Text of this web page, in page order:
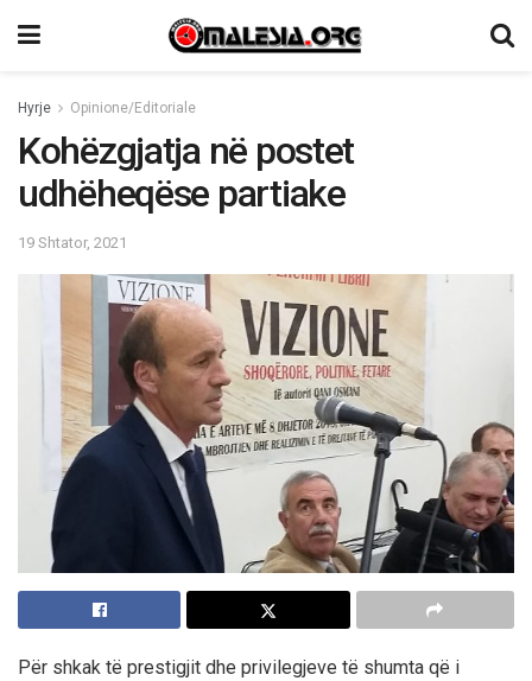
Hyrje Opinione/Editoriale
Kohëzgjatja në postet
udhëheqëse partiake
19 Shtator, 2021
Për shkak të prestigjit dhe privilegjeve të shumta që i